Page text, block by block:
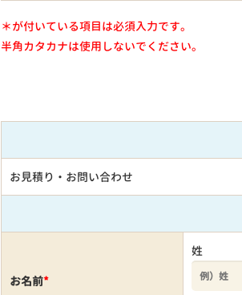
＊が付いている項目は必須入力です。
半角カタカナは使用しないでください。
お見積り・お問い合わせ
お名前*
姓